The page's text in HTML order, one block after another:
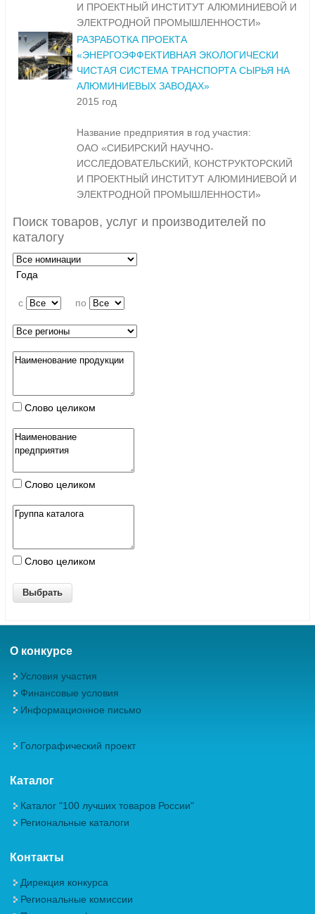
И ПРОЕКТНЫЙ ИНСТИТУТ АЛЮМИНИЕВОЙ И
ЭЛЕКТРОДНОЙ ПРОМЫШЛЕННОСТИ»
РАЗРАБОТКА ПРОЕКТА
«ЭНЕРГОЭФФЕКТИВНАЯ ЭКОЛОГИЧЕСКИ
ЧИСТАЯ СИСТЕМА ТРАНСПОРТА СЫРЬЯ НА
АЛЮМИНИЕВЫХ ЗАВОДАХ»
2015 год
Название предприятия в год участия:
ОАО «СИБИРСКИЙ НАУЧНО-
ИССЛЕДОВАТЕЛЬСКИЙ, КОНСТРУКТОРСКИЙ
И ПРОЕКТНЫЙ ИНСТИТУТ АЛЮМИНИЕВОЙ И
ЭЛЕКТРОДНОЙ ПРОМЫШЛЕННОСТИ»
Поиск товаров, услуг и производителей по
каталогу
Года
c по
Слово целиком
Слово целиком
Слово целиком
О конкурсе
Условия участия
Финансовые условия
Информационное письмо
Голографический проект
Каталог
Каталог "100 лучших товаров России"
Региональные каталоги
Контакты
Дирекция конкурса
Региональные комиссии